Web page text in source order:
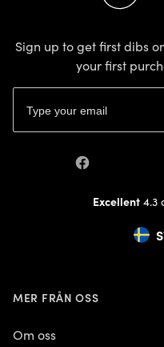
Sign up to get first dibs
your first
Facebook
Excellent4.3
MER FRÅN OSS
Om oss